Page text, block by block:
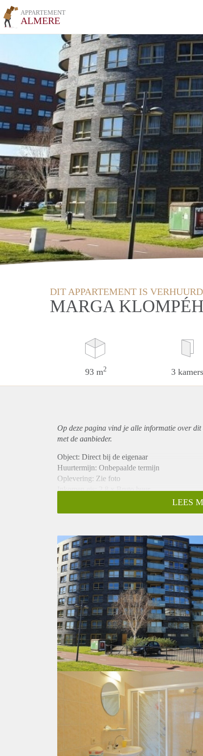
APPARTEMENT
ALMERE
DIT APPARTEMENT IS VERHUURD
MARGA
93 m2 3 kamers
Op deze pagina vind je alle informatie over dit
met de aanbieder.
Object: Direct bij de eigenaar
Huurtermijn: Onbepaalde termijn
Oplevering: Zie foto
Inkomen eis: 2,8 x Bruto huur
Borg: 1 Maand
Huisdieren toegestaan: Afhankelijk van de
Huurtoeslag grens: Nee
Geschikt voor studenten: Afhankelijk van de
LEES